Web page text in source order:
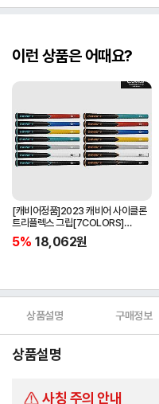
이런 상품은 어때요?
[캐비어정품]2023 캐비어 사이클론
트리플렉스 그립[7COLORS]
[라운드][39g/42g/46g/50g]
[R/S 토크]
5% 18,062원
상품설명 구매정보
상품설명
사칭 주의 안내